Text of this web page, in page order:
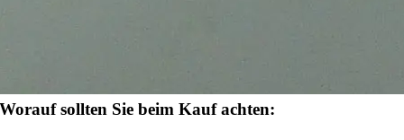
Worauf sollten Sie beim Kauf achten: